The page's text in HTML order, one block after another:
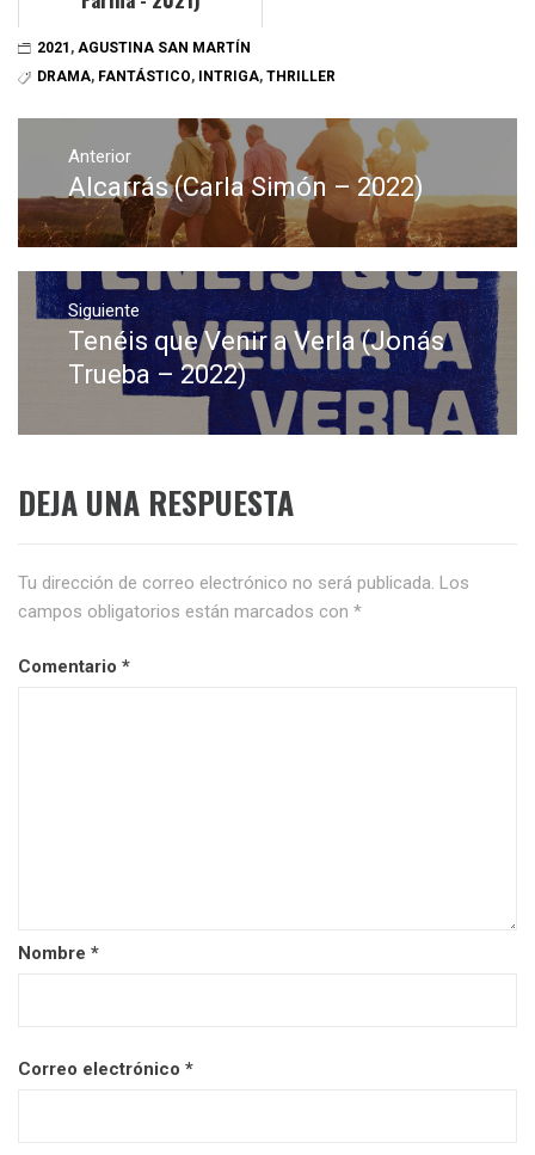
2021 , AGUSTINA SAN MARTÍN
DRAMA, FANTÁSTICO, INTRIGA, THRILLER
Navegación
entradas
Anterior
Entrada
anterior:
Alcarrás (Carla Simón – 2022)
Siguiente
Entrada
siguiente:
Tenéis que Venir a Verla (Jonás
Trueba – 2022)
DEJA UNA RESPUESTA
Tu dirección de correo electrónico no será publicada. Los
campos obligatorios están marcados con *
Comentario *
Nombre *
Correo electrónico *